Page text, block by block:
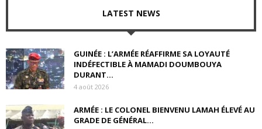
LATEST NEWS
GUINÉE : L’ARMÉE RÉAFFIRME SA LOYAUTÉ
INDÉFECTIBLE À MAMADI DOUMBOUYA
DURANT...
4 août 2026
ARMÉE : LE COLONEL BIENVENU LAMAH ÉLEVÉ AU
GRADE DE GÉNÉRAL...